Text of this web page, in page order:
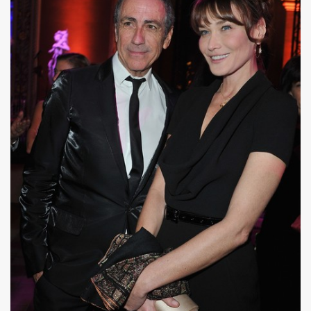
FOLLLIES" (decembre 2013).
PASCAUD dans "TELERAMA" (8 au 14 janvier 2014).
MATIN" (20 decembre 2013).
(mercredi 18 decembre 2013).
T. MUGLER dans "TETU" (decembre 2013).
+ ICI PARIS le 14 novembre 2013 au TRIANON (Paris)
VS CHINA GIRL" le 3 octobre 2013 aux TROIS
CHRISTOPHE MAE au PALAIS DES SPORTS 2013
(juillet 2013).
dans "PARIS MONTMARTRE" (ete 2013).